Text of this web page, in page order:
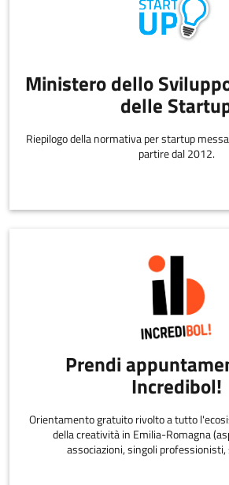
Ministero dello
delle
Riepilogo della normativa per startup
partire dal 2012.
Prendi
Incredibol!
Orientamento gratuito rivolto a tutto
della creatività in Emilia-Romagna
associazioni, singoli